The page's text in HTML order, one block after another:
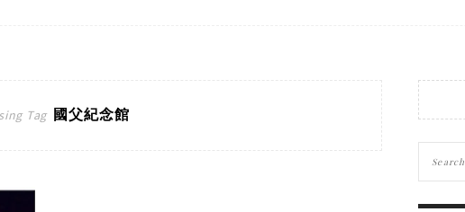
Tag 國父紀念館